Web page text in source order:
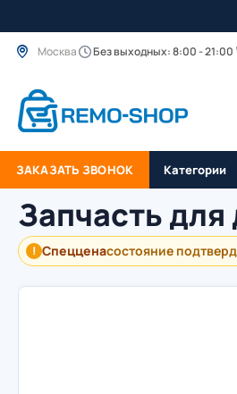
Москва Без выходных: 8:00 - 21:00
ЗАКАЗАТЬ ЗВОНОК Категории
Запчасть для
! Спецценасостояние